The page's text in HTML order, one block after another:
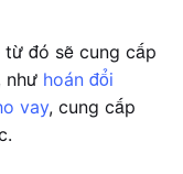
đó sẽ cung cấp
như hoán đổi
vay, cung cấp